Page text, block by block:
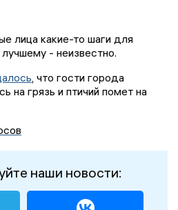
лица какие-то шаги для
- неизвестно.
, что гости города
на грязь и птичий помет на
наши новости: